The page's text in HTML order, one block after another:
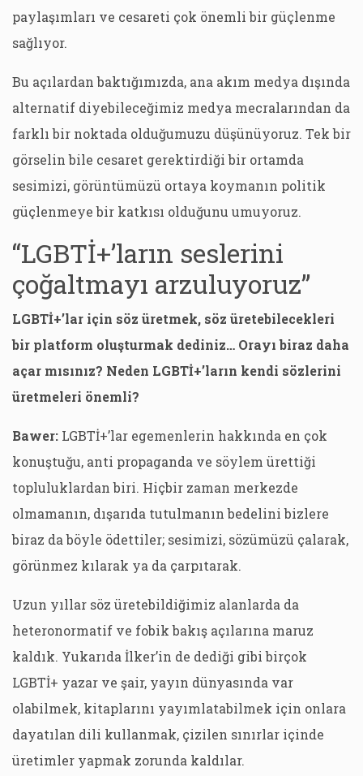
paylaşımları ve cesareti çok önemli bir güçlenme
sağlıyor.
Bu açılardan baktığımızda, ana akım medya dışında
alternatif diyebileceğimiz medya mecralarından da
farklı bir noktada olduğumuzu düşünüyoruz. Tek bir
görselin bile cesaret gerektirdiği bir ortamda
sesimizi, görüntümüzü ortaya koymanın politik
güçlenmeye bir katkısı olduğunu umuyoruz.
“LGBTİ+’ların seslerini
çoğaltmayı arzuluyoruz”
LGBTİ+’lar için söz üretmek, söz üretebilecekleri
bir platform oluşturmak dediniz… Orayı biraz daha
açar mısınız? Neden LGBTİ+’ların kendi sözlerini
üretmeleri önemli?
Bawer: LGBTİ+’lar egemenlerin hakkında en çok
konuştuğu, anti propaganda ve söylem ürettiği
topluluklardan biri. Hiçbir zaman merkezde
olmamanın, dışarıda tutulmanın bedelini bizlere
biraz da böyle ödettiler; sesimizi, sözümüzü çalarak,
görünmez kılarak ya da çarpıtarak.
Uzun yıllar söz üretebildiğimiz alanlarda da
heteronormatif ve fobik bakış açılarına maruz
kaldık. Yukarıda İlker’in de dediği gibi birçok
LGBTİ+ yazar ve şair, yayın dünyasında var
olabilmek, kitaplarını yayımlatabilmek için onlara
dayatılan dili kullanmak, çizilen sınırlar içinde
üretimler yapmak zorunda kaldılar.